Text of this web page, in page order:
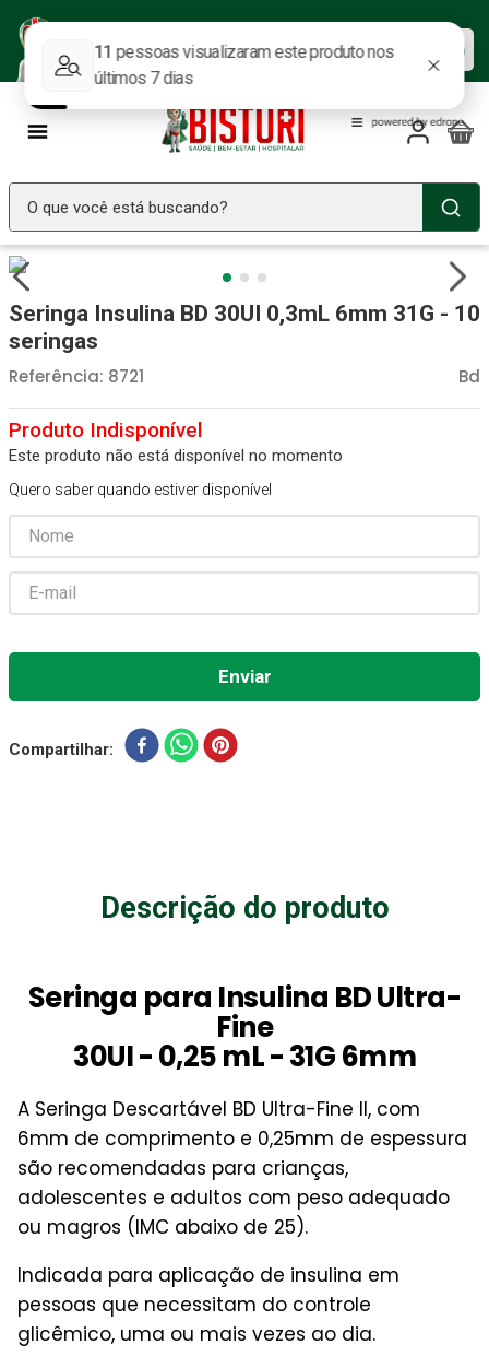
ofertas.
Baixar agora
O que você está buscando?
Seringa Insulina BD 30UI 0,3mL 6mm 31G - 10
seringas
Bd
Referência: 8721
Este produto não está disponível no momento
Quero saber quando estiver disponível
Compartilhar
Descrição do produto
Seringa para Insulina BD Ultra-
Fine
30UI - 0,25 mL - 31G 6mm
A Seringa Descartável BD Ultra-Fine II, com
6mm de comprimento e 0,25mm de espessura
são recomendadas para crianças,
adolescentes e adultos com peso adequado
ou magros (IMC abaixo de 25).
Indicada para aplicação de insulina em
pessoas que necessitam do controle
glicêmico, uma ou mais vezes ao dia.
2º Fralda Geriatrica
3º Luva Latex
4º Littmann
5º Absorvente Geriatrico
6 º Estetoscopio Littmann
Aparelho Pressão
8º Gaze Esteril
9º